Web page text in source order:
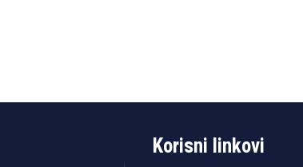
Korisni linkovi